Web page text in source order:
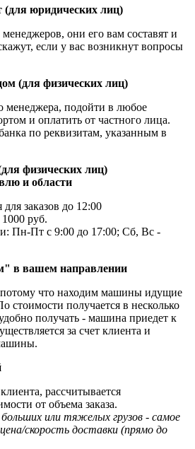
(для юридических лиц)
они его вам составят и
если у вас возникнут вопросы
(для физических лиц)
менеджера, подойти в любое
и оплатить от частного лица.
по реквизитам, указанным в
физических лиц)
и области
заказов до 12:00
руб.
Пн-Пт с 9:00 до 17:00; Сб, Вс -
в вашем направлении
что находим машины идущие
стоимости получается в несколько
получать - машина приедет к
за счет клиента и
рассчитывается
от объема заказа.
или тяжелых грузов - самое
скорость доставки (прямо до